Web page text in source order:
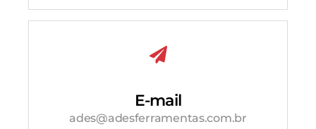
E-mail
ades@adesferramentas.com.br